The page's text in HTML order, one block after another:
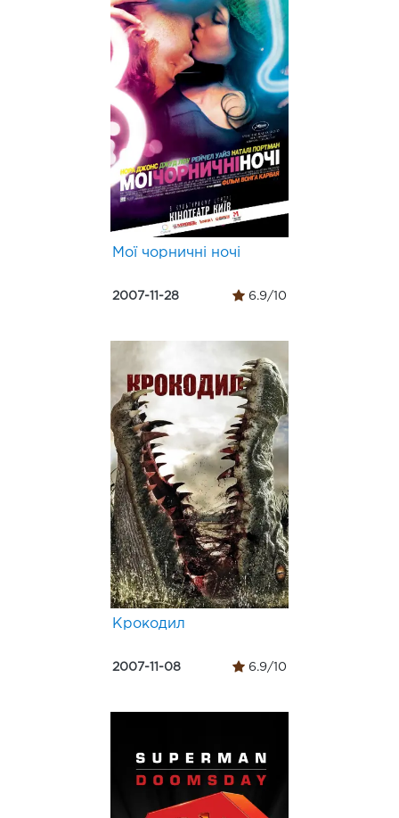
Мої чорничні ночі
2007-11-28 6.9/10
Крокодил
2007-11-08 6.9/10